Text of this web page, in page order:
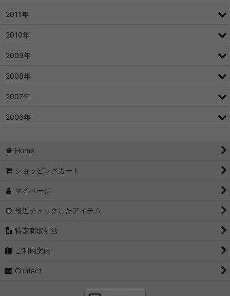
2011年
2010年
2009年
2008年
2007年
2006年
Home
ショッピングカート
マイページ
最近チェックしたアイテム
特定商取引法
ご利用案内
Contact